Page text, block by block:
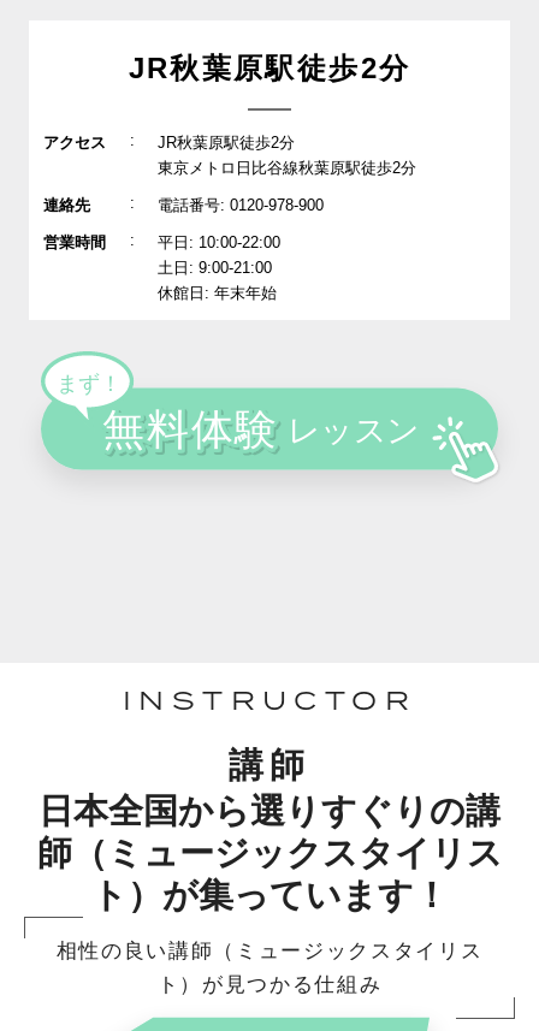
JR秋葉原駅徒歩2分
アクセス :
JR秋葉原駅徒歩2分
東京メトロ日比谷線秋葉原駅徒歩2分
連絡先 : 電話番号: 0120-978-900
営業時間 :
平日: 10:00-22:00
土日: 9:00-21:00
休館日: 年末年始
INSTRUCTOR
講師
日本全国から選りすぐりの講
師（ミュージックスタイリス
ト）が集っています！
相性の良い講師（ミュージックスタイリス
ト）が見つかる仕組み